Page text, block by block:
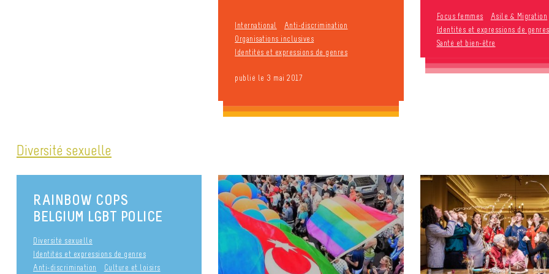
International
Anti-discrimination
Organisations inclusives
Identités et expressions de genres
publié le 3 mai 2017
Focus femmes
Asile & Migration
Identités et expressions de genres
Santé et bien-être
Diversité sexuelle
RAINBOW COPS
BELGIUM LGBT POLICE
Diversité sexuelle
Identités et expressions de genres
Anti-discrimination
Culture et loisirs